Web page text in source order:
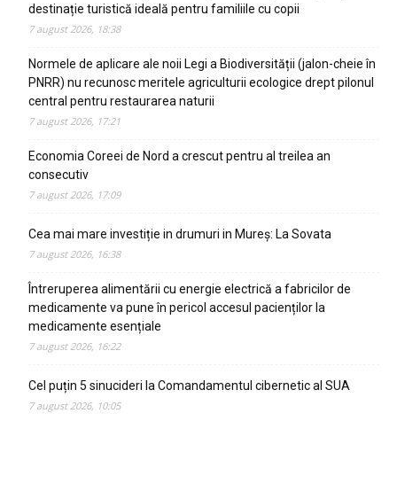
destinație turistică ideală pentru familiile cu copii
7 august 2026, 18:38
Normele de aplicare ale noii Legi a Biodiversității (jalon-cheie în
PNRR) nu recunosc meritele agriculturii ecologice drept pilonul
central pentru restaurarea naturii
7 august 2026, 17:21
Economia Coreei de Nord a crescut pentru al treilea an
consecutiv
7 august 2026, 17:09
Cea mai mare investiție in drumuri in Mureș: La Sovata
7 august 2026, 16:38
Întreruperea alimentării cu energie electrică a fabricilor de
medicamente va pune în pericol accesul pacienților la
medicamente esențiale
7 august 2026, 16:22
Cel puțin 5 sinucideri la Comandamentul cibernetic al SUA
7 august 2026, 10:05